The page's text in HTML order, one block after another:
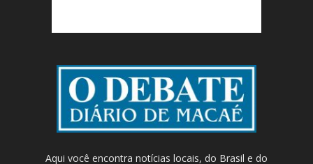
Aqui você encontra notícias locais, do Brasil e do